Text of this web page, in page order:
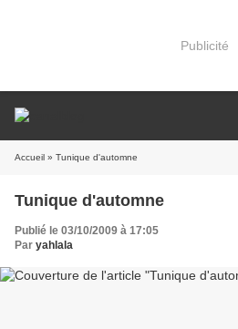
Publicité
Accueil » Tunique d'automne
Tunique d'automne
Publié le 03/10/2009 à 17:05
Par yahlala